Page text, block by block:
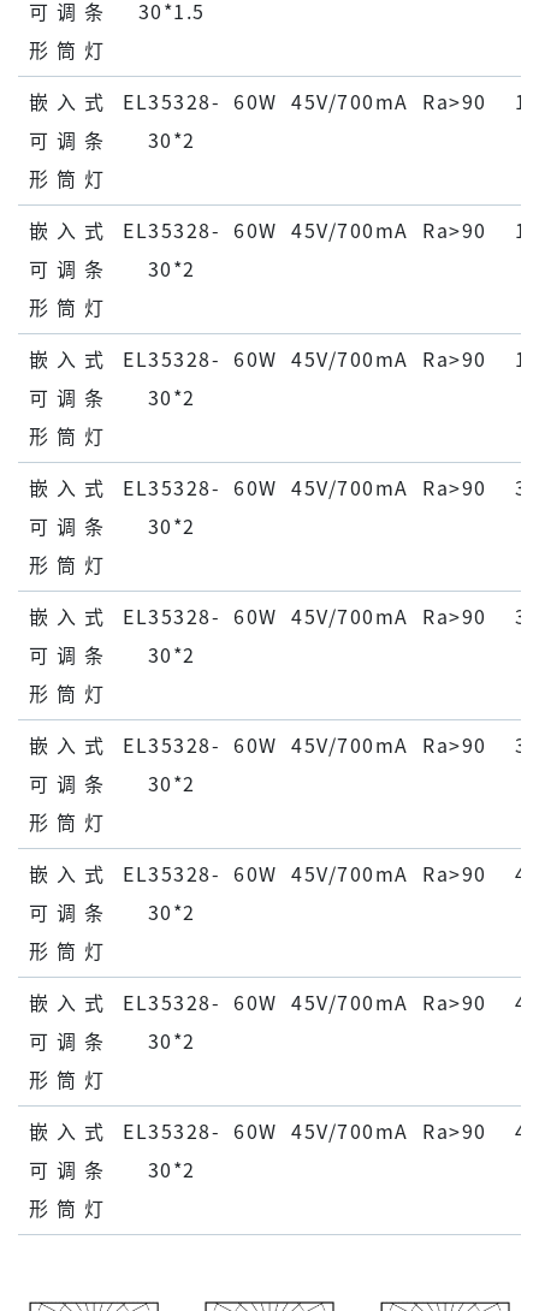
可 调 条
形 筒 灯
30*1.5
嵌 ⼊ 式
可 调 条
形 筒 灯
EL35328-
30*2
60W 45V/700mA Ra>90
嵌 ⼊ 式
可 调 条
形 筒 灯
EL35328-
30*2
60W 45V/700mA Ra>90
嵌 ⼊ 式
可 调 条
形 筒 灯
EL35328-
30*2
60W 45V/700mA Ra>90
嵌 ⼊ 式
可 调 条
形 筒 灯
EL35328-
30*2
60W 45V/700mA Ra>90
嵌 ⼊ 式
可 调 条
形 筒 灯
EL35328-
30*2
60W 45V/700mA Ra>90
嵌 ⼊ 式
可 调 条
形 筒 灯
EL35328-
30*2
60W 45V/700mA Ra>90
嵌 ⼊ 式
可 调 条
形 筒 灯
EL35328-
30*2
60W 45V/700mA Ra>90
嵌 ⼊ 式
可 调 条
形 筒 灯
EL35328-
30*2
60W 45V/700mA Ra>90
嵌 ⼊ 式
可 调 条
形 筒 灯
EL35328-
30*2
60W 45V/700mA Ra>90